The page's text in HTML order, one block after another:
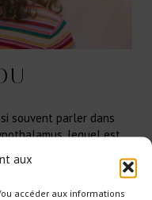
aux
accéder aux informations
souvent parler dans
lequel est